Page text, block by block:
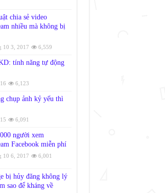
chia sẻ video
nhiều mà không bị
10 3, 2017 6,559
tính năng tự động
6,123
chụp ảnh kỷ yếu thì
6,091
người xem
Facebook miễn phí
10 6, 2017 6,001
bị hủy đăng không lý
sao để kháng về